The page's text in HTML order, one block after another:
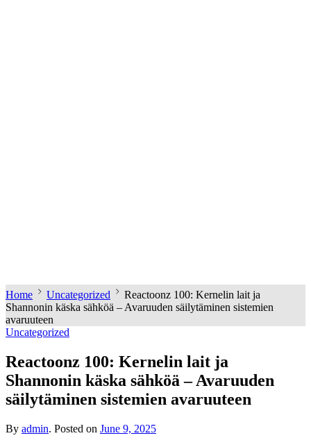
Home Uncategorized
Reactoonz 100: Kernelin lait ja
Shannonin käska sähköä – Avaruuden säilytäminen sistemien
avaruuteen
Uncategorized
Reactoonz 100: Kernelin lait ja
Shannonin käska sähköä – Avaruuden
säilytäminen sistemien avaruuteen
By admin. Posted on June 9, 2025